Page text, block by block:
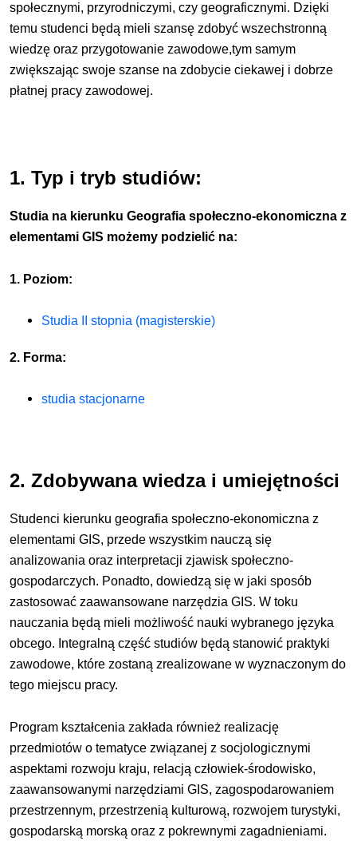
społecznymi, przyrodniczymi, czy geograficznymi. Dzięki
temu studenci będą mieli szansę zdobyć wszechstronną
wiedzę oraz przygotowanie zawodowe,tym samym
zwiększając swoje szanse na zdobycie ciekawej i dobrze
płatnej pracy zawodowej.
1. Typ i tryb studiów:
Studia na kierunku Geografia społeczno-ekonomiczna z
elementami GIS możemy podzielić na:
1. Poziom:
Studia II stopnia (magisterskie)
2. Forma:
studia stacjonarne
2. Zdobywana wiedza i umiejętności
Studenci kierunku geografia społeczno-ekonomiczna z
elementami GIS, przede wszystkim nauczą się
analizowania oraz interpretacji zjawisk społeczno-
gospodarczych. Ponadto, dowiedzą się w jaki sposób
zastosować zaawansowane narzędzia GIS. W toku
nauczania będą mieli możliwość nauki wybranego języka
obcego. Integralną część studiów będą stanowić praktyki
zawodowe, które zostaną zrealizowane w wyznaczonym do
tego miejscu pracy.
Program kształcenia zakłada również realizację
przedmiotów o tematyce związanej z socjologicznymi
aspektami rozwoju kraju, relacją człowiek-środowisko,
zaawansowanymi narzędziami GIS, zagospodarowaniem
przestrzennym, przestrzenią kulturową, rozwojem turystyki,
gospodarską morską oraz z pokrewnymi zagadnieniami.